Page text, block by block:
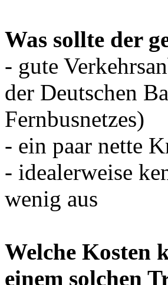
Was sollte der
- gute
der Deutschen
Fernbusnetzes)
- ein paar nette
- idealerweise
wenig aus
Welche Kosten
einem solchen